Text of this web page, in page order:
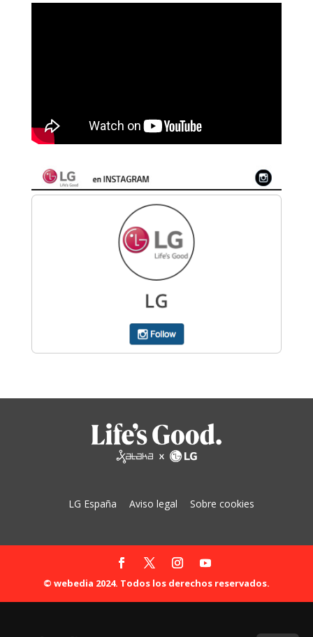
LG España Aviso legal Sobre cookies
© webedia 2024. Todos los derechos reservados.